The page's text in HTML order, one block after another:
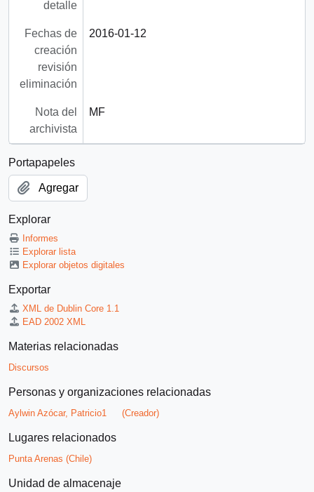
detalle
Fechas de
creación
revisión
eliminación
2016-01-12
Nota del
archivista
MF
Portapapeles
Agregar
Explorar
Informes
Explorar lista
Explorar objetos digitales
Exportar
XML de Dublin Core 1.1
EAD 2002 XML
Materias relacionadas
Discursos
Personas y organizaciones relacionadas
Aylwin Azócar, Patricio1 (Creador)
Lugares relacionados
Punta Arenas (Chile)
Unidad de almacenaje